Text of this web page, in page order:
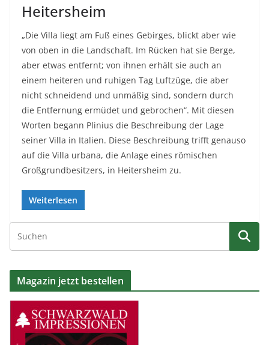
Heitersheim
„Die Villa liegt am Fuß eines Gebirges, blickt aber wie
von oben in die Landschaft. Im Rücken hat sie Berge,
aber etwas entfernt; von ihnen erhält sie auch an
einem heiteren und ruhigen Tag Luftzüge, die aber
nicht schneidend und unmäßig sind, sondern durch
die Entfernung ermüdet und gebrochen“. Mit diesen
Worten begann Plinius die Beschreibung der Lage
seiner Villa in Italien. Diese Beschreibung trifft genauso
auf die Villa urbana, die Anlage eines römischen
Großgrundbesitzers, in Heitersheim zu.
Weiterlesen
Magazin jetzt bestellen